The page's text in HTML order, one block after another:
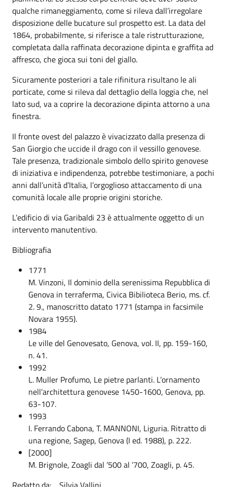
qualche rimaneggiamento, come si rileva dall’irregolare
disposizione delle bucature sul prospetto est. La data del
1864, probabilmente, si riferisce a tale ristrutturazione,
completata dalla raffinata decorazione dipinta e graffita ad
affresco, che gioca sui toni del giallo.
Sicuramente posteriori a tale rifinitura risultano le ali
porticate, come si rileva dal dettaglio della loggia che, nel
lato sud, va a coprire la decorazione dipinta attorno a una
finestra.
Il fronte ovest del palazzo è vivacizzato dalla presenza di
San Giorgio che uccide il drago con il vessillo genovese.
Tale presenza, tradizionale simbolo dello spirito genovese
di iniziativa e indipendenza, potrebbe testimoniare, a pochi
anni dall’unità d’Italia, l’orgoglioso attaccamento di una
comunità locale alle proprie origini storiche.
L’edificio di via Garibaldi 23 è attualmente oggetto di un
intervento manutentivo.
Bibliografia
1771
M. Vinzoni, Il dominio della serenissima Repubblica di
Genova in terraferma, Civica Bibilioteca Berio, ms. cf.
2. 9., manoscritto datato 1771 (stampa in facsimile
Novara 1955).
1984
Le ville del Genovesato, Genova, vol. II, pp. 159-160,
n. 41.
1992
L. Muller Profumo, Le pietre parlanti. L’ornamento
nell’architettura genovese 1450-1600, Genova, pp.
63-107.
1993
I. Ferrando Cabona, T. MANNONI, Liguria. Ritratto di
una regione, Sagep, Genova (I ed. 1988), p. 222.
[2000]
M. Brignole, Zoagli dal ’500 al ’700, Zoagli, p. 45.